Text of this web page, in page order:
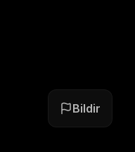
Bildir